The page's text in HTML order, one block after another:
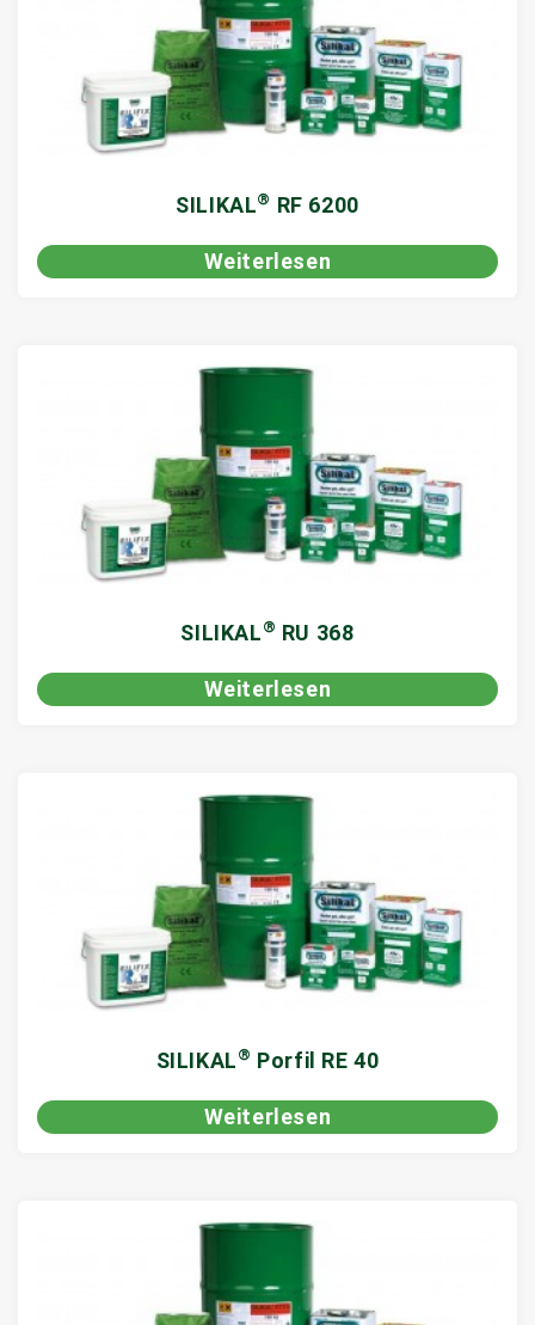
SILIKAL® RF 6200
Weiterlesen
SILIKAL® RU 368
Weiterlesen
SILIKAL® Porfil RE 40
Weiterlesen